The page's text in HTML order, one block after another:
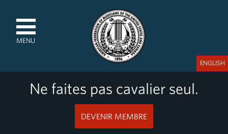
MENU
Ne faites pas cavalier seul.
DEVENIR MEMBRE
ENGLISH